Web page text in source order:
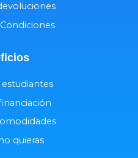
quieras